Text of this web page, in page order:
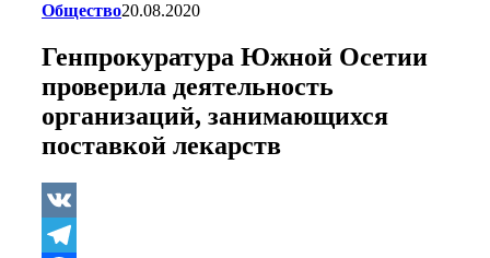
Общество20.08.2020
Генпрокуратура Южной Осетии
проверила деятельность
организаций, занимающихся
поставкой лекарств
VK